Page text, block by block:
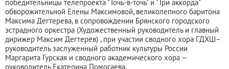
победительницы телепроекта "Точь-в-точь" и "Три аккорда"
обворожительной Елены Максимовой, великолепного баритона
Максима Дегтерева, в сопровождении Брянского городского
эстрадного оркестра (Художественный руководитель и главный
дирижер Максим Дегтерёв) , при участии сводного хора ГДХШ–
руководитель заслуженный работник культуры России
Маргарита Гурская и сводного академического хора —
руководитель Екатерина Помогаева.